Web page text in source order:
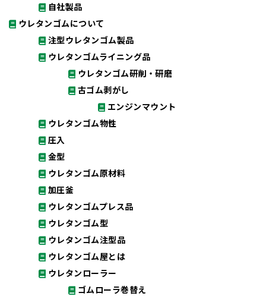
自社製品
ウレタンゴムについて
注型ウレタンゴム製品
ウレタンゴムライニング品
ウレタンゴム研削・研磨
古ゴム剥がし
エンジンマウント
ウレタンゴム物性
圧入
金型
ウレタンゴム原材料
加圧釜
ウレタンゴムプレス品
ウレタンゴム型
ウレタンゴム注型品
ウレタンゴム屋とは
ウレタンローラー
ゴムローラ巻替え